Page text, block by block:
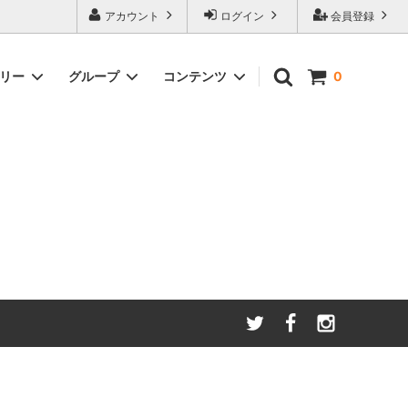
会員登録
ログイン
アカウント
0
ー グループ コンテンツ